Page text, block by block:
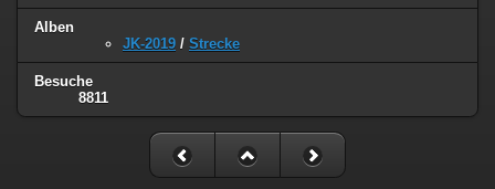
Alben
JK-2019 / Strecke
Besuche
8811